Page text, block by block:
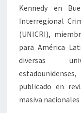
Kennedy en
Interregional
(UNICRI),
para América
diversas
publicado en
masiva